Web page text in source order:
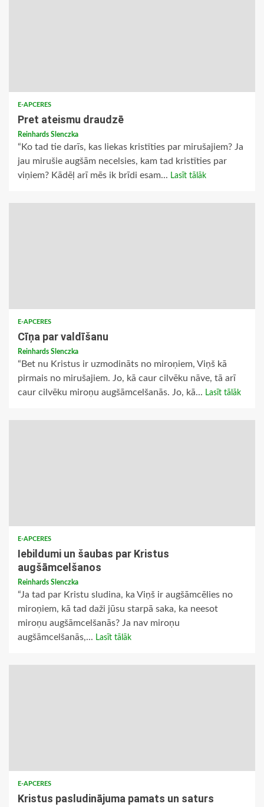
E-APCERES
Pret ateismu draudzē
Reinhards Slenczka
“Ko tad tie darīs, kas liekas kristīties par mirušajiem? Ja
jau mirušie augšām necelsies, kam tad kristīties par
viņiem? Kādēļ arī mēs ik brīdi esam... Lasīt tālāk
E-APCERES
Cīņa par valdīšanu
Reinhards Slenczka
“Bet nu Kristus ir uzmodināts no miroņiem, Viņš kā
pirmais no mirušajiem. Jo, kā caur cilvēku nāve, tā arī
caur cilvēku miroņu augšāmcelšanās. Jo, kā... Lasīt tālāk
E-APCERES
Iebildumi un šaubas par Kristus
augšāmcelšanos
Reinhards Slenczka
“Ja tad par Kristu sludina, ka Viņš ir augšāmcēlies no
miroņiem, kā tad daži jūsu starpā saka, ka neesot
miroņu augšāmcelšanās? Ja nav miroņu
augšāmcelšanās,... Lasīt tālāk
E-APCERES
Kristus pasludinājuma pamats un saturs